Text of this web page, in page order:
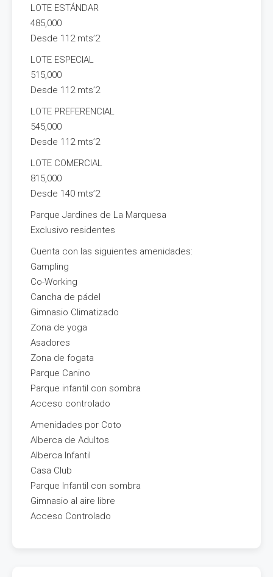
LOTE ESTÁNDAR
485,000
Desde 112 mts’2
LOTE ESPECIAL
515,000
Desde 112 mts’2
LOTE PREFERENCIAL
545,000
Desde 112 mts’2
LOTE COMERCIAL
815,000
Desde 140 mts’2
Parque Jardines de La Marquesa
Exclusivo residentes
Cuenta con las siguientes amenidades:
Gampling
Co-Working
Cancha de pádel
Gimnasio Climatizado
Zona de yoga
Asadores
Zona de fogata
Parque Canino
Parque infantil con sombra
Acceso controlado
Amenidades por Coto
Alberca de Adultos
Alberca Infantil
Casa Club
Parque Infantil con sombra
Gimnasio al aire libre
Acceso Controlado